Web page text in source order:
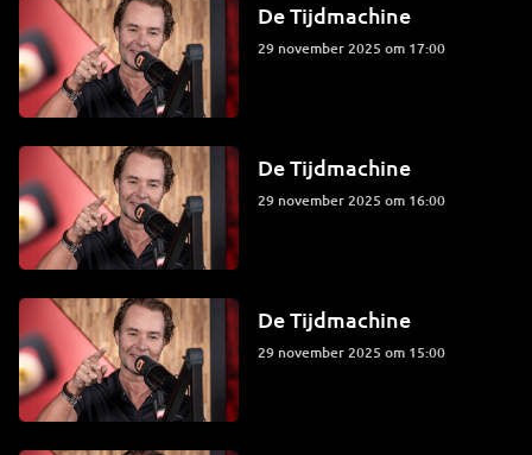
De Tijdmachine
29 november 2025 om 17:00
De Tijdmachine
29 november 2025 om 16:00
De Tijdmachine
29 november 2025 om 15:00